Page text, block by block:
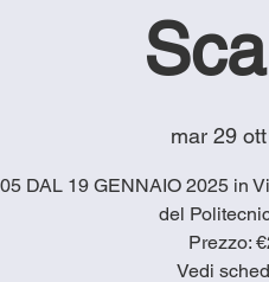
mar 29 ott
DAL 19 GENNAIO 2025 in
del
Prezzo:
Vedi